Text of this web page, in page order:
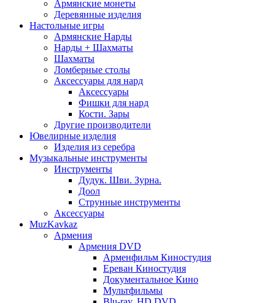
Армянские монеты
Деревянные изделия
Настольные игры
Армянские Нарды
Нарды + Шахматы
Шахматы
Ломберные столы
Аксессуары для нард
Аксессуары
Фишки для нард
Кости. Зары
Другие производители
Ювелирные изделия
Изделия из серебра
Музыкальные инструменты
Инструменты
Дудук. Шви. Зурна.
Доол
Струнные инструменты
Аксессуары
MuzKavkaz
Армения
Армения DVD
Арменфильм Киностудия
Ереван Киностудия
Документальное Кино
Мультфильмы